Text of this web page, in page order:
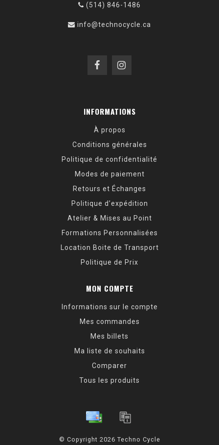
(514) 846-1486
info@technocycle.ca
INFORMATIONS
À propos
Conditions générales
Politique de confidentialité
Modes de paiement
Retours et Échanges
Politique d’expédition
Atelier & Mises au Point
Formations Personnalisées
Location Boite de Transport
Politique de Prix
MON COMPTE
Informations sur le compte
Mes commandes
Mes billets
Ma liste de souhaits
Comparer
Tous les produits
© Copyright 2026 Techno Cycle